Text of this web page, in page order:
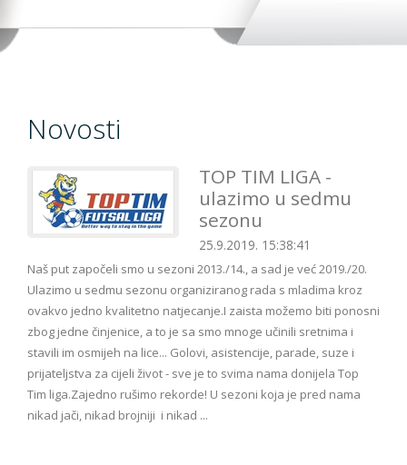
Novosti
TOP TIM LIGA -
ulazimo u sedmu
sezonu
25.9.2019. 15:38:41
Naš put započeli smo u sezoni 2013./14., a sad je već 2019./20.
Ulazimo u sedmu sezonu organiziranog rada s mladima kroz
ovakvo jedno kvalitetno natjecanje.I zaista možemo biti ponosni
zbog jedne činjenice, a to je sa smo mnoge učinili sretnima i
stavili im osmijeh na lice... Golovi, asistencije, parade, suze i
prijateljstva za cijeli život - sve je to svima nama donijela Top
Tim liga.Zajedno rušimo rekorde! U sezoni koja je pred nama
nikad jači, nikad brojniji i nikad ...